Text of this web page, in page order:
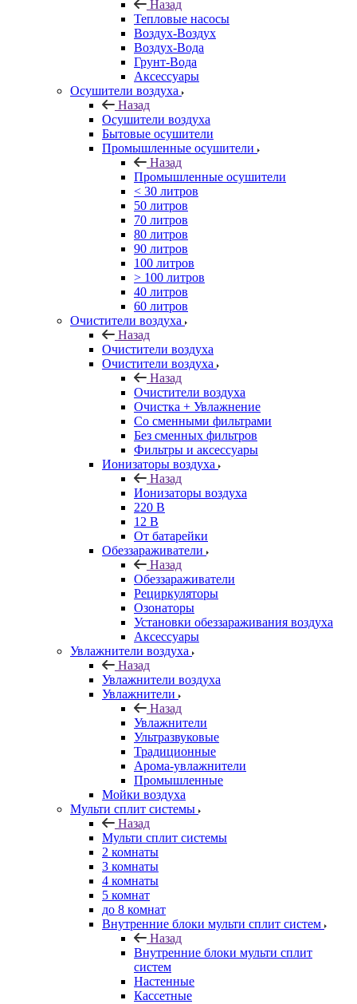
Назад
Тепловые насосы
Воздух-Воздух
Воздух-Вода
Грунт-Вода
Аксессуары
Осушители воздуха
Назад
Осушители воздуха
Бытовые осушители
Промышленные осушители
Назад
Промышленные осушители
< 30 литров
50 литров
70 литров
80 литров
90 литров
100 литров
> 100 литров
40 литров
60 литров
Очистители воздуха
Назад
Очистители воздуха
Очистители воздуха
Назад
Очистители воздуха
Очистка + Увлажнение
Cо сменными фильтрами
Без сменных фильтров
Фильтры и аксессуары
Ионизаторы воздуха
Назад
Ионизаторы воздуха
220 В
12 В
От батарейки
Обеззараживатели
Назад
Обеззараживатели
Рециркуляторы
Озонаторы
Установки обеззараживания воздуха
Аксессуары
Увлажнители воздуха
Назад
Увлажнители воздуха
Увлажнители
Назад
Увлажнители
Ультразвуковые
Традиционные
Арома-увлажнители
Промышленные
Мойки воздуха
Мульти сплит системы
Назад
Мульти сплит системы
2 комнаты
3 комнаты
4 комнаты
5 комнат
до 8 комнат
Внутренние блоки мульти сплит систем
Назад
Внутренние блоки мульти сплит
систем
Настенные
Кассетные